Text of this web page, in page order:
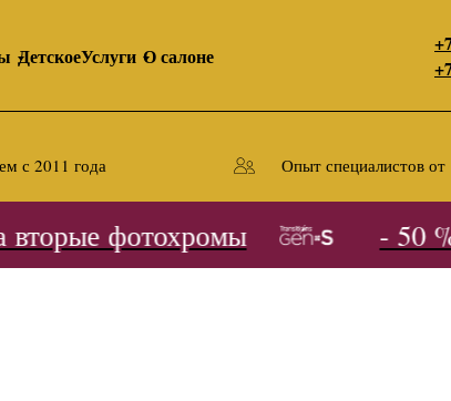
ДетскоеУслуги О салоне
с 2011 года Опыт специалистов от
фотохромы - 50 %